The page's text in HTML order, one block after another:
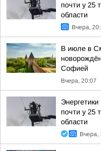
почти у 25
области
Вчера,
В июле в
Софией
Вчера, 20:07
почти у 25
области
Вчера,